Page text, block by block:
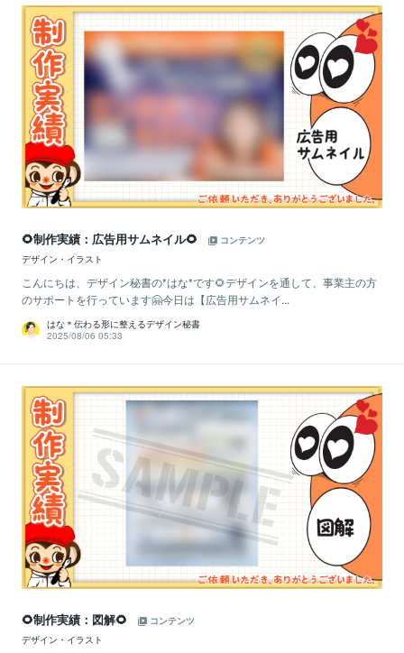
🌻制作実績：広告用サムネイル🌻
コンテンツ
デザイン・イラスト
こんにちは、デザイン秘書の*はな*です🌻デザインを通して、事業主の方
のサポートを行っています🤗今日は【広告用サムネイ...
はな＊伝わる形に整えるデザイン秘書
2025/08/06 05:33
🌻制作実績：図解🌻
コンテンツ
デザイン・イラスト